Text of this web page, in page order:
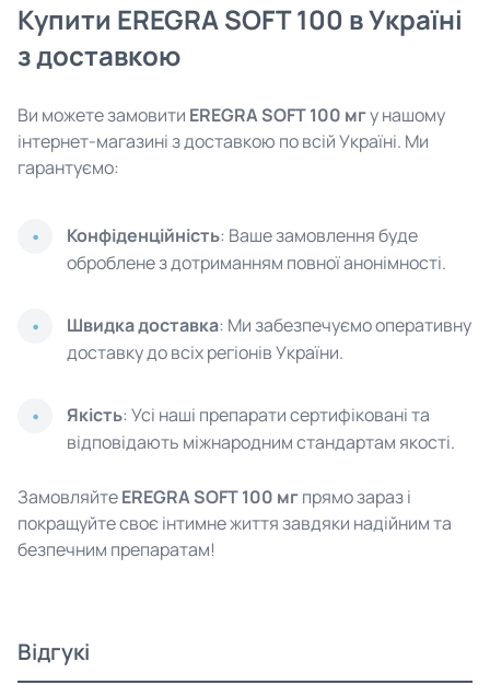
Купити EREGRA SOFT 100 в Україні
з доставкою
Ви можете замовити EREGRA SOFT 100 мгу нашому
інтернет-магазині з доставкою по всій Україні. Ми
гарантуємо:
Конфіденційність: Ваше замовлення буде
оброблене з дотриманням повної анонімності.
Швидка доставка: Ми забезпечуємо оперативну
доставку до всіх регіонів України.
Якість: Усі наші препарати сертифіковані та
відповідають міжнародним стандартам якості.
ЗамовляйтеEREGRA SOFT 100 мгпрямо зараз і
покращуйте своє інтимне життя завдяки надійним та
безпечним препаратам!
Відгукі